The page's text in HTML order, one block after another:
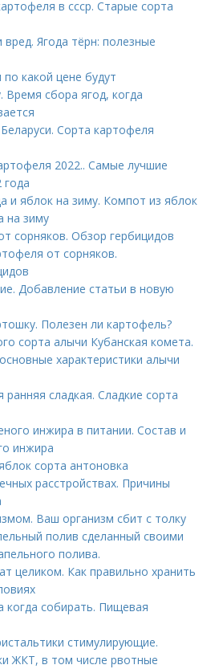
в ссср. Старые сорта
Ягода тёрн: полезные
какой цене будут
Время сбора ягод, когда
Сорта картофеля
2022.. Самые лучшие
года
и яблок на зиму. Компот из яблок
на зиму
сорняков. Обзор гербицидов
от сорняков.
Добавление статьи в новую
Полезен ли картофель?
сорта алычи Кубанская комета.
характеристики алычи
сладкая. Сладкие сорта
инжира в питании. Состав и
инжира
сорта антоновка
расстройствах. Причины
Ваш организм сбит с толку
полив сделанный своими
полива.
целиком. Как правильно хранить
собирать. Пищевая
стимулирующие.
ЖКТ, в том числе рвотные